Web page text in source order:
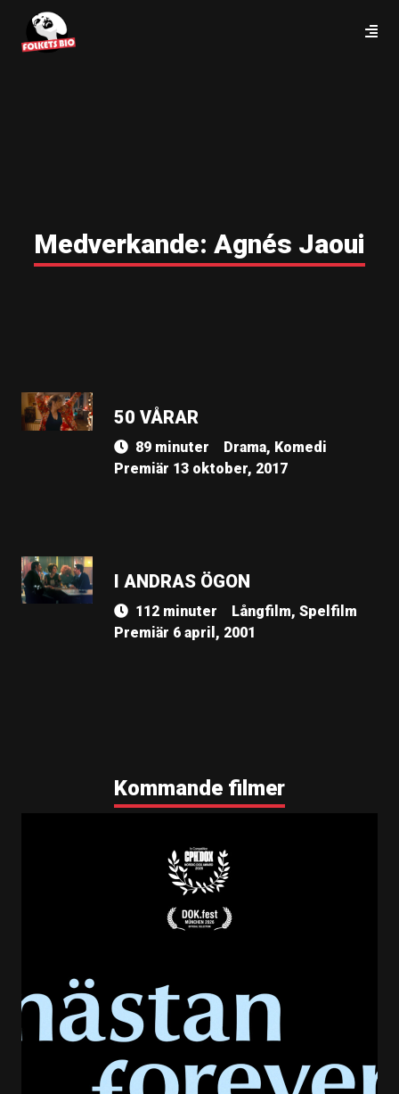
Medverkande: Agnés Jaoui
50 VÅRAR
89 minuter
Drama, Komedi
Premiär 13 oktober, 2017
I ANDRAS ÖGON
112 minuter
Långfilm, Spelfilm
Premiär 6 april, 2001
Kommande filmer